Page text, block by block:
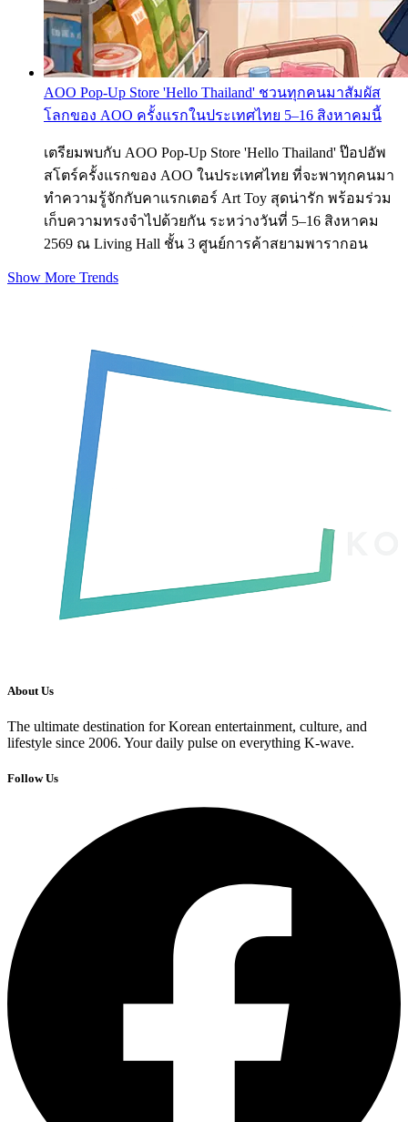
AOO Pop-Up Store 'Hello Thailand' ชวนทุกคนมาสัมผัส
โลกของ AOO ครั้งแรกในประเทศไทย 5–16 สิงหาคมนี้
เตรียมพบกับ AOO Pop-Up Store 'Hello Thailand' ป๊อปอัพ
สโตร์ครั้งแรกของ AOO ในประเทศไทย ที่จะพาทุกคนมา
ทำความรู้จักกับคาแรกเตอร์ Art Toy สุดน่ารัก พร้อมร่วม
เก็บความทรงจำไปด้วยกัน ระหว่างวันที่ 5–16 สิงหาคม
2569 ณ Living Hall ชั้น 3 ศูนย์การค้าสยามพารากอน
Show More Trends
About Us
The ultimate destination for Korean entertainment, culture, and
lifestyle since 2006. Your daily pulse on everything K-wave.
Follow Us